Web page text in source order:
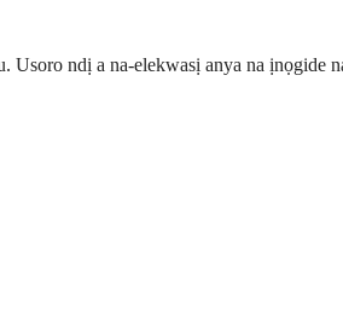
ndị a na-elekwasị anya na ịnọgide